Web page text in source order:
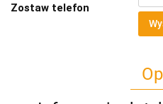
Zostaw telefon